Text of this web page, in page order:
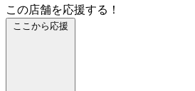
この店舗を応援する！
ここから応援